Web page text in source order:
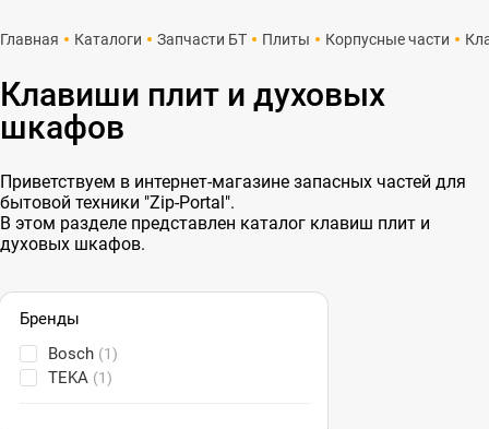
Главная Каталоги Запчасти БТ Плиты Корпусные части
Клавиши плит и духовых
шкафов
Приветствуем в интернет-магазине запасных частей для
бытовой техники "Zip-Portal".
В этом разделе представлен каталог клавиш плит и
духовых шкафов.
Бренды
Bosch (1)
TEKA (1)